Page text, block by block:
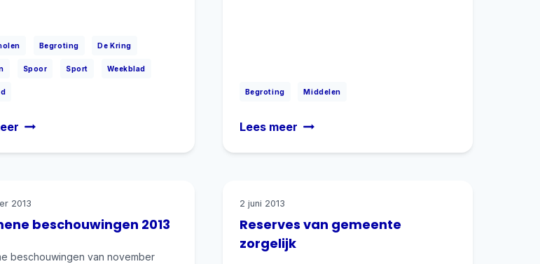
Begroting De Kring
Spoor Sport Weekblad
Gemeentebelang
Begroting Middelen
Lees meerGemeentebelang
beschouwingen 2013
2013
beschouwingen van november
Reserves van gemeente
zorgelijk
2 juni 2013